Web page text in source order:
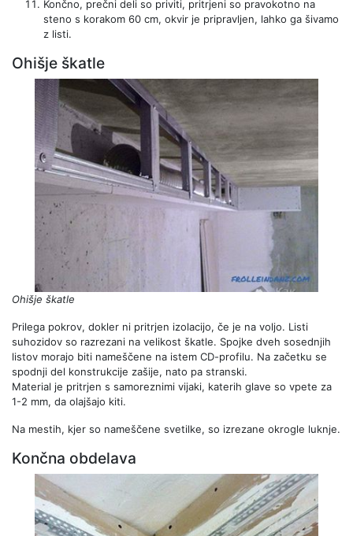
Končno, prečni deli so priviti, pritrjeni so pravokotno na
steno s korakom 60 cm, okvir je pripravljen, lahko ga šivamo
z listi.
Ohišje škatle
Ohišje škatle
Prilega pokrov, dokler ni pritrjen izolacijo, če je na voljo. Listi
suhozidov so razrezani na velikost škatle. Spojke dveh sosednjih
listov morajo biti nameščene na istem CD-profilu. Na začetku se
spodnji del konstrukcije zašije, nato pa stranski.
Material je pritrjen s samoreznimi vijaki, katerih glave so vpete za
1-2 mm, da olajšajo kiti.
Na mestih, kjer so nameščene svetilke, so izrezane okrogle luknje.
Končna obdelava